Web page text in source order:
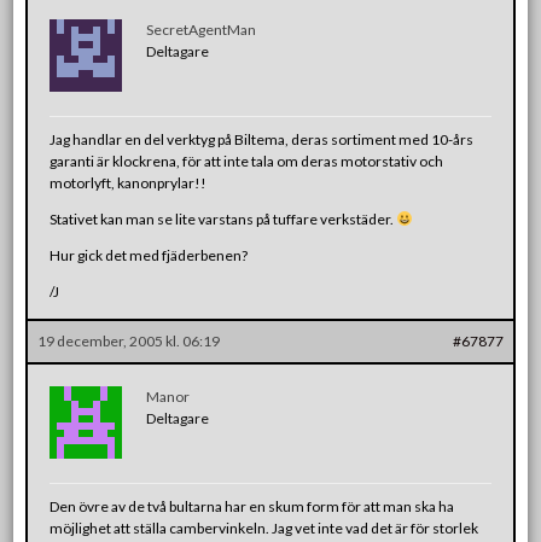
SecretAgentMan
Deltagare
Jag handlar en del verktyg på Biltema, deras sortiment med 10-års
garanti är klockrena, för att inte tala om deras motorstativ och
motorlyft, kanonprylar!!
Stativet kan man se lite varstans på tuffare verkstäder.
Hur gick det med fjäderbenen?
/J
19 december, 2005 kl. 06:19 #67877
Manor
Deltagare
Den övre av de två bultarna har en skum form för att man ska ha
möjlighet att ställa cambervinkeln. Jag vet inte vad det är för storlek